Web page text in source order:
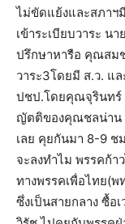
ไม่ขัดแย้งและสภาฯ
เข้าระเบียบวาระ น
ปรึกษาหารือ คุณสม
วาระ3โดยมี ส.ว. แ
ปชป.โดยคุณจุรินทร์
ญัตติของคุณชลน่าน
เลย คุยกันมา 8-9 ช
จะลงทำไม พรรคก้า
ทางพรรคเพื่อไทย(
ซึ่งเป็นสายกลาง ซื้อ